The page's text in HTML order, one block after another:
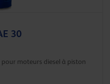
30
moteurs diesel à piston